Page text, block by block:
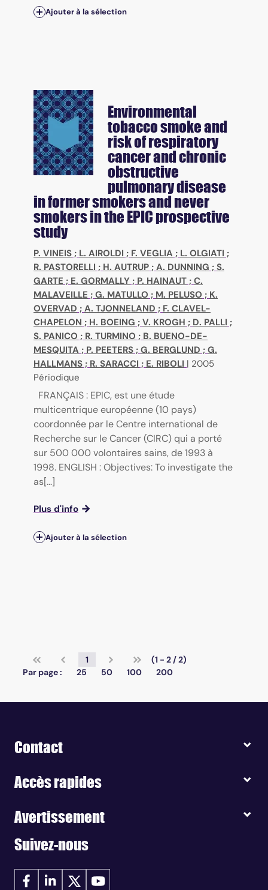
Ajouter à la sélection
Environmental
tobacco smoke and
risk of respiratory
cancer and chronic
obstructive
pulmonary disease
in former smokers and never
smokers in the EPIC prospective
study
P. VINEIS ; L. AIROLDI ; F. VEGLIA ; L. OLGIATI ;
R. PASTORELLI ; H. AUTRUP ; A. DUNNING ; S.
GARTE ; E. GORMALLY ; P. HAINAUT ; C.
MALAVEILLE ; G. MATULLO ; M. PELUSO ; K.
OVERVAD ; A. TJONNELAND ; F. CLAVEL-
CHAPELON ; H. BOEING ; V. KROGH ; D. PALLI ;
S. PANICO ; R. TURMINO ; B. BUENO-DE-
MESQUITA ; P. PEETERS ; G. BERGLUND ; G.
HALLMANS ; R. SARACCI ; E. RIBOLI | 2005
Périodique
FRANÇAIS : EPIC, est une étude
multicentrique européenne (10 pays)
coordonnée par le Centre international de
Recherche sur le Cancer (CIRC) qui a porté
sur 500 000 volontaires sains, de 1993 à
1998. ENGLISH : Objectives: To investigate the
as[...]
Plus d'info
Ajouter à la sélection
1
(1 - 2 / 2)
Par page :
25 50 100 200
Contact
Accès rapides
Avertissement
Suivez-nous